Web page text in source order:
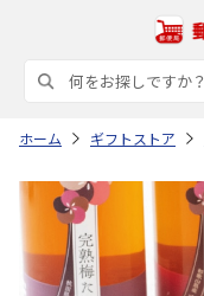
ホーム ギフトストア